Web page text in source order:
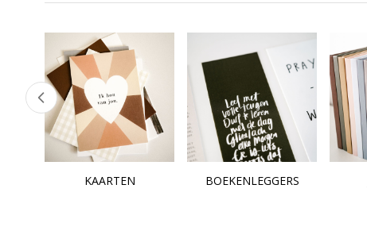
KAARTEN BOEKENLEGGERS